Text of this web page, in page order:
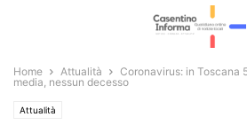
Home Attualità
Coronavirus: in Toscana
media, nessun decesso
Attualità